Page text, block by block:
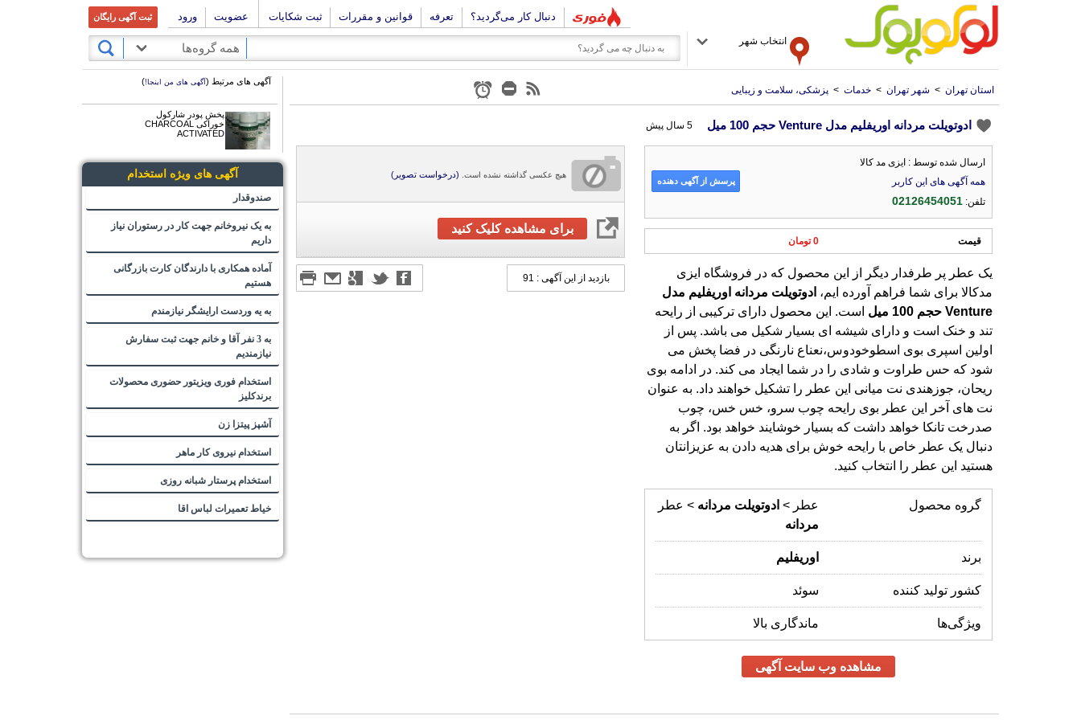
دنبال کار می‌گردید؟ تعرفه قوانین و مقررات ثبت شکایات عضویت ورود ثبت آگهی رایگان
انتخاب شهر
همه گروه‌ها
استان تهران > شهر تهران > خدمات > پزشکی، سلامت و زیبایی
ادوتویلت مردانه اوریفلیم مدل Venture حجم 100 میل 5 سال پیش
هیچ عکسی گذاشته نشده است. (درخواست تصویر)
برای مشاهده کلیک کنید
بازدید از این آگهی : 91
ارسال شده توسط : ایزی مد کالا
همه آگهی های این کاربر
تلفن:02126454051
پرسش از آگهی دهنده
قیمت 0 تومان
یک عطر پر طرفدار دیگر از این محصول که در فروشگاه ایزی
مدکالا برای شما فراهم آورده ایم، ادوتویلت مردانه اوریفلیم مدل
Venture حجم 100 میل است. این محصول دارای ترکیبی از رایحه
تند و خنک است و دارای شیشه ای بسیار شکیل می باشد. پس از
اولین اسپری بوی اسطوخودوس،نعناع نارنگی در فضا پخش می
شود که حس طراوت و شادی را در شما ایجاد می کند. در ادامه بوی
ریحان، جوزهندی نت میانی این عطر را تشکیل خواهند داد. به عنوان
نت های آخر این عطر بوی رایحه چوب سرو، خس خس، چوب
صدرخت تانکا خواهد داشت که بسیار خوشایند خواهد بود. اگر به
دنبال یک عطر خاص با رایحه خوش برای هدیه دادن به عزیزانتان
هستید این عطر را انتخاب کنید.
گروه محصول عطر > ادوتویلت مردانه > عطر
مردانه
برند اوریفلیم
کشور تولید کننده سوئد
ویژگی‌ها ماندگاری بالا
مشاهده وب سایت آگهی
آگهی های مرتبط (آگهی های من اینجا!)
پخش پودر شارکول
خوراکی CHARCOAL
ACTIVATED
آگهی های ویژه استخدام
صندوقدار
به یک نیروخانم جهت کار در رستوران نیاز
داریم
آماده همکاری با دارندگان کارت بازرگانی
هستیم
به یه وردست ارایشگر نیازمندم
به 3 نفر آقا و خانم جهت ثبت سفارش
نیازمندیم
استخدام فوری ویزیتور حضوری محصولات
برندکلیز
آشپز پیتزا زن
استخدام نیروی کار ماهر
استخدام پرستار شبانه روزی
خیاط تعمیرات لباس اقا